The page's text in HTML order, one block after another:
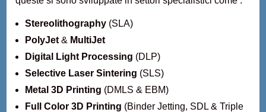
Stereolithography (SLA)
PolyJet & MultiJet
Digital Light Processing (DLP)
Selective Laser Sintering (SLS)
Metal 3D Printing (DMLS & EBM)
Full Color 3D Printing (Binder Jetting, SDL & Triple